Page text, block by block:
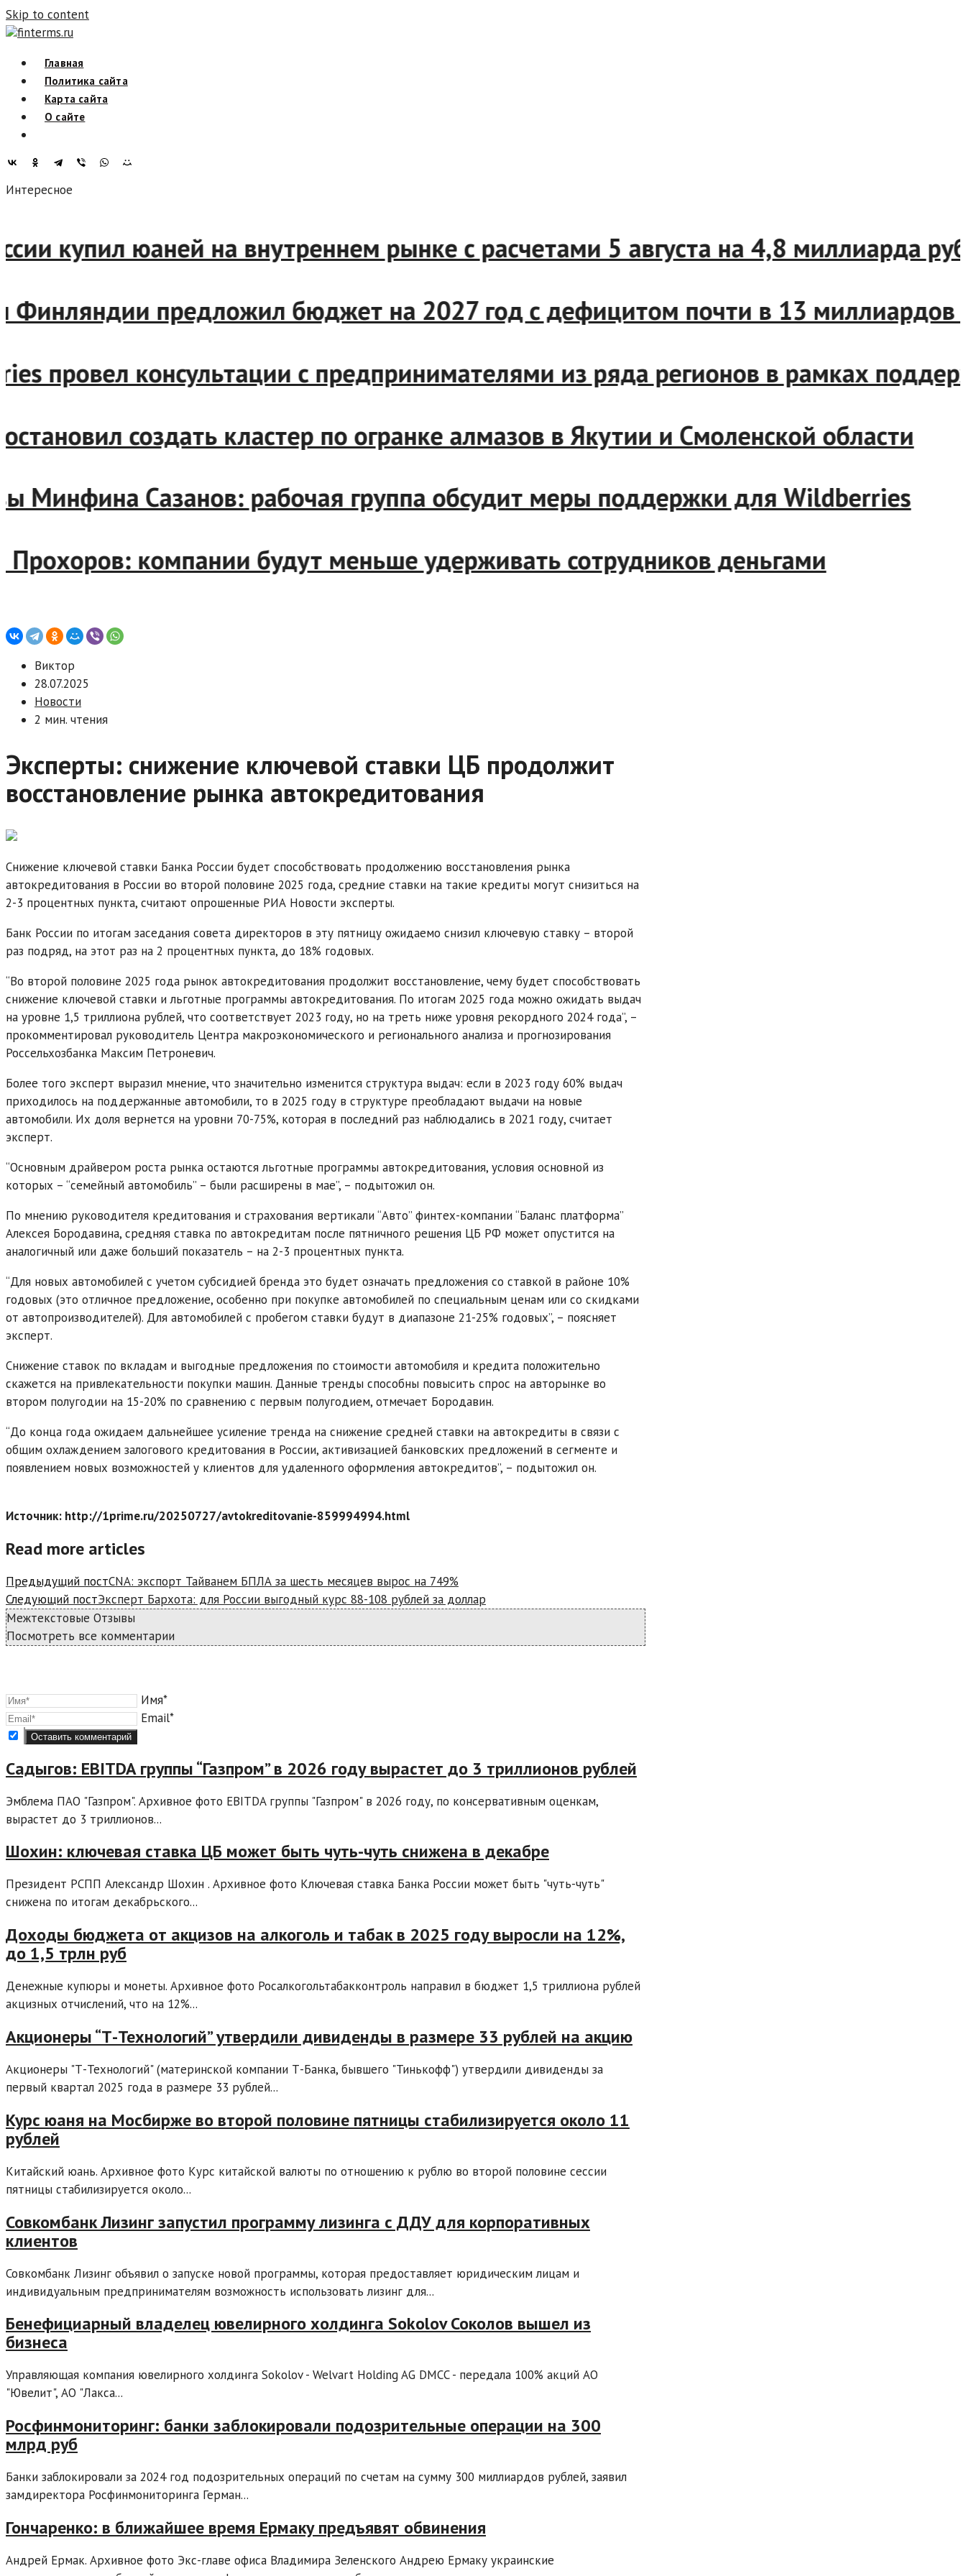
Skip to content
finterms.ru
Главная
Политика сайта
Карта сайта
О сайте
Интересное
купил юаней на внутреннем рынке с расчетами 5 августа на 4,8 миллиарда
Финляндии предложил бюджет на 2027 год с дефицитом почти в 13
провел консультации с предпринимателями из ряда регионов в рамках
постановил создать кластер по огранке алмазов в Якутии и Смоленской области
Минфина Сазанов: рабочая группа обсудит меры поддержки для Wildberries
Прохоров: компании будут меньше удерживать сотрудников деньгами
Виктор
28.07.2025
Новости
2 мин. чтения
Эксперты: снижение ключевой ставки ЦБ продолжит
восстановление рынка автокредитования
Снижение ключевой ставки Банка России будет способствовать продолжению восстановления рынка
автокредитования в России во второй половине 2025 года, средние ставки на такие кредиты могут снизиться на
2-3 процентных пункта, считают опрошенные РИА Новости эксперты.
Банк России по итогам заседания совета директоров в эту пятницу ожидаемо снизил ключевую ставку – второй
раз подряд, на этот раз на 2 процентных пункта, до 18% годовых.
“Во второй половине 2025 года рынок автокредитования продолжит восстановление, чему будет способствовать
снижение ключевой ставки и льготные программы автокредитования. По итогам 2025 года можно ожидать выдач
на уровне 1,5 триллиона рублей, что соответствует 2023 году, но на треть ниже уровня рекордного 2024 года”, –
прокомментировал руководитель Центра макроэкономического и регионального анализа и прогнозирования
Россельхозбанка Максим Петроневич.
Более того эксперт выразил мнение, что значительно изменится структура выдач: если в 2023 году 60% выдач
приходилось на поддержанные автомобили, то в 2025 году в структуре преобладают выдачи на новые
автомобили. Их доля вернется на уровни 70-75%, которая в последний раз наблюдались в 2021 году, считает
эксперт.
“Основным драйвером роста рынка остаются льготные программы автокредитования, условия основной из
которых – “семейный автомобиль” – были расширены в мае”, – подытожил он.
По мнению руководителя кредитования и страхования вертикали “Авто” финтех-компании “Баланс платформа”
Алексея Бородавина, средняя ставка по автокредитам после пятничного решения ЦБ РФ может опустится на
аналогичный или даже больший показатель – на 2-3 процентных пункта.
“Для новых автомобилей с учетом субсидией бренда это будет означать предложения со ставкой в районе 10%
годовых (это отличное предложение, особенно при покупке автомобилей по специальным ценам или со скидками
от автопроизводителей). Для автомобилей с пробегом ставки будут в диапазоне 21-25% годовых”, – поясняет
эксперт.
Снижение ставок по вкладам и выгодные предложения по стоимости автомобиля и кредита положительно
скажется на привлекательности покупки машин. Данные тренды способны повысить спрос на авторынке во
втором полугодии на 15-20% по сравнению с первым полугодием, отмечает Бородавин.
“До конца года ожидаем дальнейшее усиление тренда на снижение средней ставки на автокредиты в связи с
общим охлаждением залогового кредитования в России, активизацией банковских предложений в сегменте и
появлением новых возможностей у клиентов для удаленного оформления автокредитов”, – подытожил он.
Источник: http://1prime.ru/20250727/avtokreditovanie-859994994.html
Read more articles
Предыдущий постCNA: экспорт Тайванем БПЛА за шесть месяцев вырос на 749%
Следующий постЭксперт Бархота: для России выгодный курс 88-108 рублей за доллар
Межтекстовые Отзывы
Посмотреть все комментарии
Имя*
Email*
Садыгов: EBITDA группы “Газпром” в 2026 году вырастет до 3 триллионов рублей
Эмблема ПАО "Газпром". Архивное фото EBITDA группы "Газпром" в 2026 году, по консервативным оценкам,
вырастет до 3 триллионов...
Шохин: ключевая ставка ЦБ может быть чуть-чуть снижена в декабре
Президент РСПП Александр Шохин . Архивное фото Ключевая ставка Банка России может быть "чуть-чуть"
снижена по итогам декабрьского...
Доходы бюджета от акцизов на алкоголь и табак в 2025 году выросли на 12%,
до 1,5 трлн руб
Денежные купюры и монеты. Архивное фото Росалкогольтабакконтроль направил в бюджет 1,5 триллиона рублей
акцизных отчислений, что на 12%...
Акционеры “Т-Технологий” утвердили дивиденды в размере 33 рублей на акцию
Акционеры "Т-Технологий" (материнской компании Т-Банка, бывшего "Тинькофф") утвердили дивиденды за
первый квартал 2025 года в размере 33 рублей...
Курс юаня на Мосбирже во второй половине пятницы стабилизируется около 11
рублей
Китайский юань. Архивное фото Курс китайской валюты по отношению к рублю во второй половине сессии
пятницы стабилизируется около...
Совкомбанк Лизинг запустил программу лизинга с ДДУ для корпоративных
клиентов
Совкомбанк Лизинг объявил о запуске новой программы, которая предоставляет юридическим лицам и
индивидуальным предпринимателям возможность использовать лизинг для...
Бенефициарный владелец ювелирного холдинга Sokolov Соколов вышел из
бизнеса
Управляющая компания ювелирного холдинга Sokolov - Welvart Holding AG DMCC - передала 100% акций АО
"Ювелит", АО "Лакса...
Росфинмониторинг: банки заблокировали подозрительные операции на 300
млрд руб
Банки заблокировали за 2024 год подозрительных операций по счетам на сумму 300 миллиардов рублей, заявил
замдиректора Росфинмониторинга Герман...
Гончаренко: в ближайшее время Ермаку предъявят обвинения
Андрей Ермак. Архивное фото Экс-главе офиса Владимира Зеленского Андрею Ермаку украинские